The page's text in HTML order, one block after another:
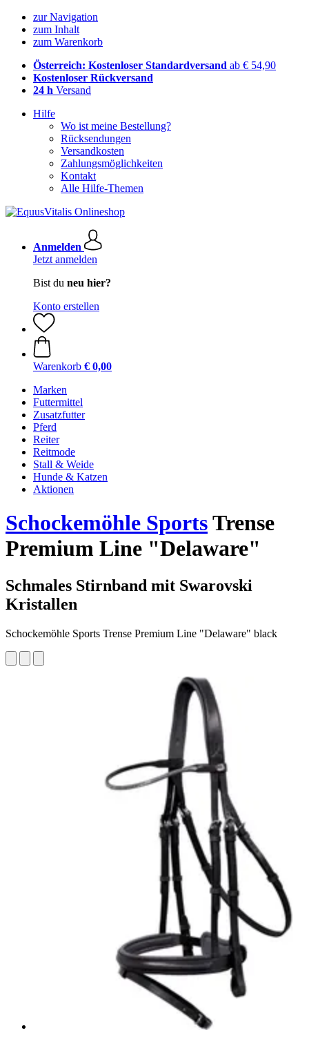
zur Navigation
zum Inhalt
zum Warenkorb
Österreich: Kostenloser Standardversand ab € 54,90
Kostenloser Rückversand
24 h Versand
Hilfe
Wo ist meine Bestellung?
Rücksendungen
Versandkosten
Zahlungsmöglichkeiten
Kontakt
Alle Hilfe-Themen
Anmelden
Jetzt anmelden
Bist du neu hier?
Konto erstellen
Warenkorb € 0,00
Marken
Futtermittel
Zusatzfutter
Pferd
Reiter
Reitmode
Stall & Weide
Hunde & Katzen
Aktionen
Schockemöhle SportsTrense
Premium Line "Delaware"
Schmales Stirnband mit Swarovski
Kristallen
Schockemöhle Sports Trense Premium Line "Delaware" black